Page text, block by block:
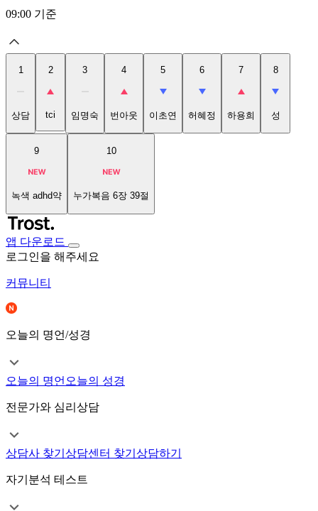
09:00 기준
1
상담
2
tci
3
임명숙
4
번아웃
5
이초연
6
허혜정
7
하용희
8
성
9
녹색 adhd약
10
누가복음 6장 39절
앱 다운로드
로그인을 해주세요
커뮤니티
오늘의 명언/성경
오늘의 명언 오늘의 성경
전문가와 심리상담
상담사 찾기 상담센터 찾기 상담하기
자기분석 테스트